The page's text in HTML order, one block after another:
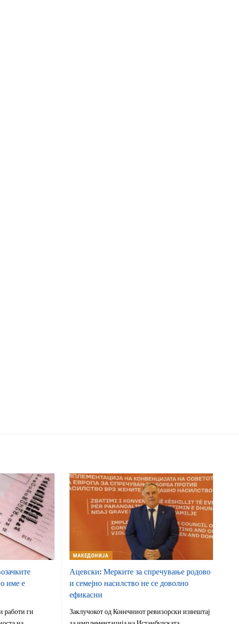
име е
работи ги
МАКЕДОНИЈА
Ацевски: Мерките за спречување родово
и семејно насилство не се доволно
ефикасни
Заклучокот од Конечниот ревизорски извештај